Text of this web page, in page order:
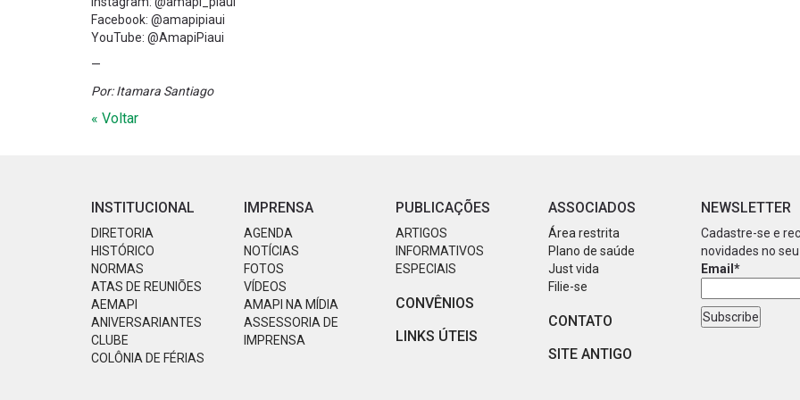
Facebook: @amapipiaui
YouTube: @AmapiPiaui
—
Por: Itamara Santiago
« Voltar
INSTITUCIONAL
DIRETORIA
HISTÓRICO
NORMAS
ATAS DE REUNIÕES
AEMAPI
ANIVERSARIANTES
CLUBE
COLÔNIA DE FÉRIAS
IMPRENSA
AGENDA
NOTÍCIAS
FOTOS
VÍDEOS
AMAPI NA MÍDIA
ASSESSORIA DE
IMPRENSA
PUBLICAÇÕES
ARTIGOS
INFORMATIVOS
ESPECIAIS
CONVÊNIOS
LINKS ÚTEIS
ASSOCIADOS
Área restrita
Plano de saúde
Just vida
Filie-se
CONTATO
SITE ANTIGO
NEWSLETTER
Cadastre-se e
novidades no seu
Email*